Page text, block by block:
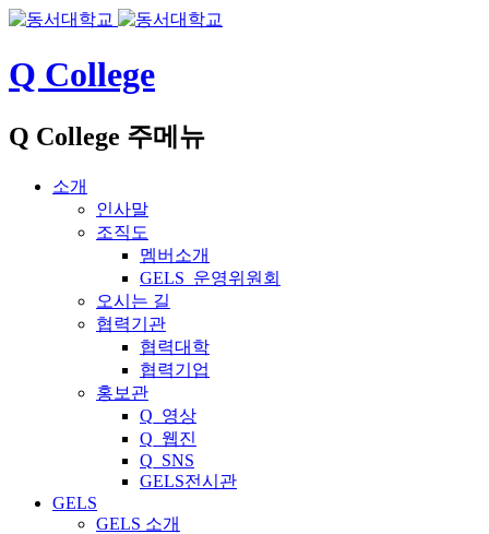
Q College
Q College 주메뉴
소개
인사말
조직도
멤버소개
GELS_운영위원회
오시는 길
협력기관
협력대학
협력기업
홍보관
Q_영상
Q_웹진
Q_SNS
GELS전시관
GELS
GELS 소개